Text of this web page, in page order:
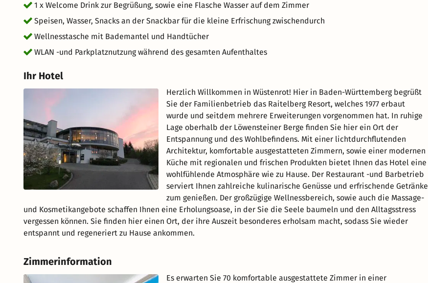
1 x Welcome Drink zur Begrüßung, sowie eine Flasche Wasser auf dem Zimmer
Speisen, Wasser, Snacks an der Snackbar für die kleine Erfrischung zwischendurch
Wellnesstasche mit Bademantel und Handtücher
WLAN -und Parkplatznutzung während des gesamten Aufenthaltes
Ihr Hotel
Herzlich Willkommen in Wüstenrot! Hier in Baden-Württemberg begrüßt
Sie der Familienbetrieb das Raitelberg Resort, welches 1977 erbaut
wurde und seitdem mehrere Erweiterungen vorgenommen hat. In ruhige
Lage oberhalb der Löwensteiner Berge finden Sie hier ein Ort der
Entspannung und des Wohlbefindens. Mit einer lichtdurchflutenden
Architektur, komfortable ausgestatteten Zimmern, sowie einer modernen
Küche mit regionalen und frischen Produkten bietet Ihnen das Hotel eine
wohlfühlende Atmosphäre wie zu Hause. Der Restaurant -und Barbetrieb
serviert Ihnen zahlreiche kulinarische Genüsse und erfrischende Getränke
zum genießen. Der großzügige Wellnessbereich, sowie auch die Massage-
und Kosmetikangebote schaffen Ihnen eine Erholungsoase, in der Sie die Seele baumeln und den Alltagsstress
vergessen können. Sie finden hier einen Ort, der ihre Auszeit besonderes erholsam macht, sodass Sie wieder
entspannt und regeneriert zu Hause ankommen.
Zimmerinformation
Es erwarten Sie 70 komfortable ausgestattete Zimmer in einer